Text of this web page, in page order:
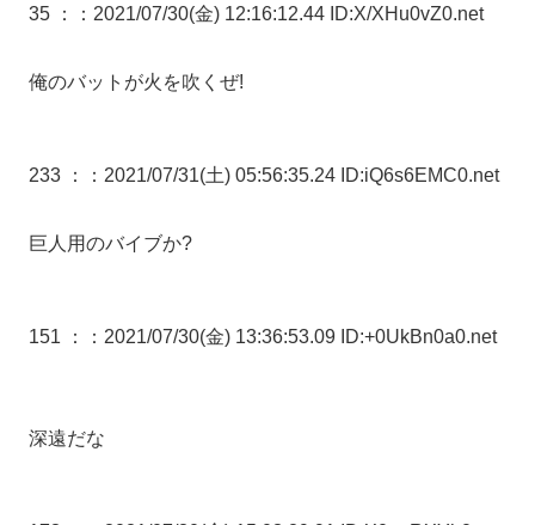
35 ： ：2021/07/30(金) 12:16:12.44 ID:X/XHu0vZ0.net
俺のバットが火を吹くぜ!
233 ： ：2021/07/31(土) 05:56:35.24 ID:iQ6s6EMC0.net
巨人用のバイブか?
151 ： ：2021/07/30(金) 13:36:53.09 ID:+0UkBn0a0.net
深遠だな